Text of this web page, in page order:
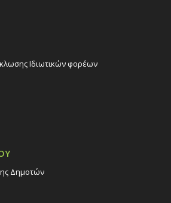
Ιδιωτικών φορέων
Δημοτών